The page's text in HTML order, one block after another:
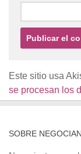
Este sitio usa
se procesan los
SOBRE